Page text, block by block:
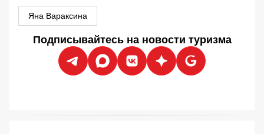
Яна Вараксина
Подписывайтесь на новости туризма